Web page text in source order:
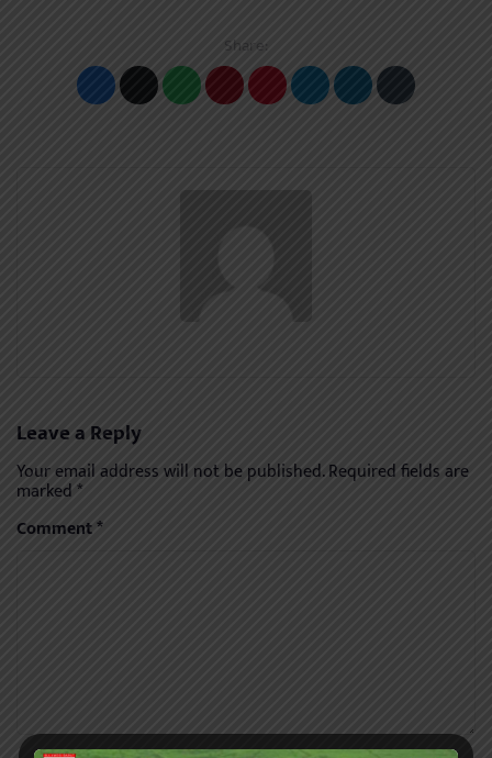
Share:
Leave a Reply
Your email address will not be published.Required fields are
marked*
Comment*